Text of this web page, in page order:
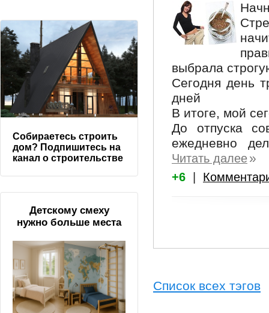
выбрала
Сегодня день
дней
В итоге, мой
До отпуска
ежедневно
Читать далее»
+6
Список всех тэгов
Собираетесь строить
дом? Подпишитесь на
канал о строительстве
Детскому смеху
нужно больше места